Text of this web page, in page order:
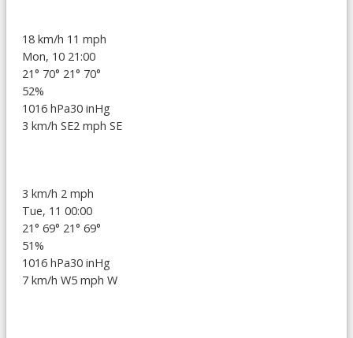
18 km/h 11 mph
Mon, 10 21:00
21° 70° 21° 70°
52%
1016 hPa30 inHg
3 km/h SE2 mph SE
3 km/h 2 mph
Tue, 11 00:00
21° 69° 21° 69°
51%
1016 hPa30 inHg
7 km/h W5 mph W